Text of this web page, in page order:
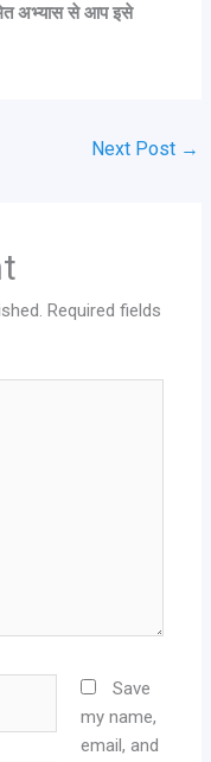
अभ्यास से आप इसे
Next Post →
Required fields
Save
my name,
email, and